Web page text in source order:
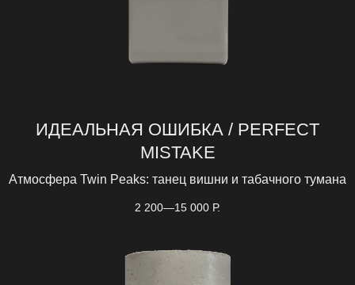
ИДЕАЛЬНАЯ ОШИБКА / PERFECT
MISTAKE
Атмосфера Twin Peaks: танец вишни и табачного тумана
2 200—15 000 Р.